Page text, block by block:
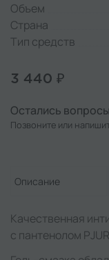
Объем
Страна
Тип средств
3 440 ₽
Остались
Позвоните или
Описание
Качественная
с пантенолом